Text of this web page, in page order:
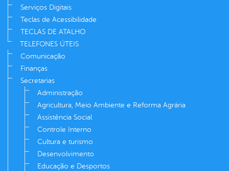
Serviços Digitais
Teclas de Acessibilidade
TECLAS DE ATALHO
TELEFONES ÚTEIS
Comunicação
Finanças
Secretarias
Administração
Agricultura, Meio Ambiente e Reforma Agrária
Assistência Social
Controle Interno
Cultura e turismo
Desenvolvimento
Educação e Desportos